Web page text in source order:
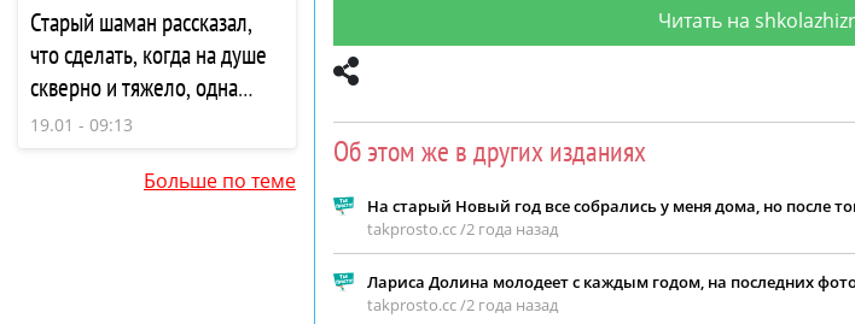
Старый шаман рассказал,
что сделать, когда на душе
скверно и тяжело, одна
вещь изменит жизнь
19.01 - 09:13
Больше по теме
Читать на
Об этом же в других изданиях
На старый Новый год все собрались у меня дома, но после
takprosto.cc /2 года назад
Лариса Долина молодеет с каждым годом, на последних
takprosto.cc /2 года назад